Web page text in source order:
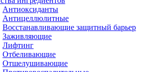
Антиоксиданты
Антицеллюлитные
Восстанавливающие защитный барьер
Заживляющие
Лифтинг
Отбеливающие
Отшелушивающие